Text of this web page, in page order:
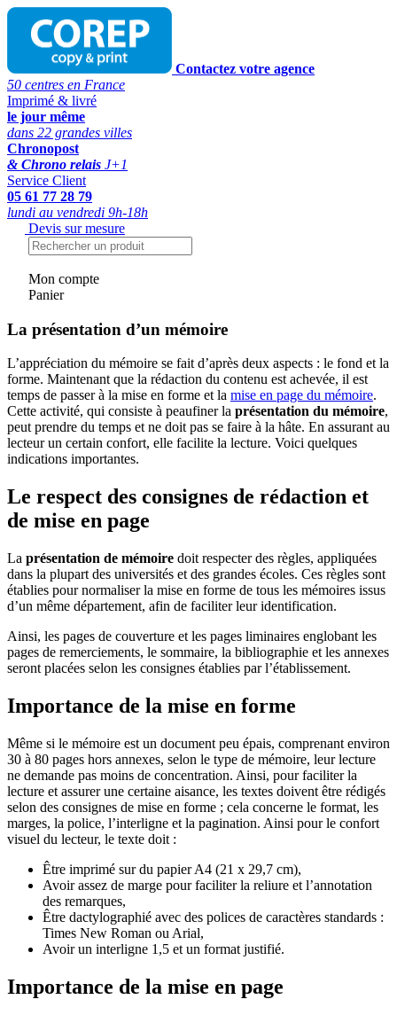
Contactez votre agence
50 centres en France
Imprimé & livré
le jour même
dans 22 grandes villes
Chronopost
& Chrono relais J+1
Service Client
05 61 77 28 79
lundi au vendredi 9h-18h
Devis sur mesure
Mon compte
Panier
La présentation d’un mémoire
L’appréciation du mémoire se fait d’après deux aspects : le fond et la
forme. Maintenant que la rédaction du contenu est achevée, il est
temps de passer à la mise en forme et la mise en page du mémoire.
Cette activité, qui consiste à peaufiner la présentation du mémoire,
peut prendre du temps et ne doit pas se faire à la hâte. En assurant au
lecteur un certain confort, elle facilite la lecture. Voici quelques
indications importantes.
Le respect des consignes de rédaction et
de mise en page
La présentation de mémoire doit respecter des règles, appliquées
dans la plupart des universités et des grandes écoles. Ces règles sont
établies pour normaliser la mise en forme de tous les mémoires issus
d’un même département, afin de faciliter leur identification.
Ainsi, les pages de couverture et les pages liminaires englobant les
pages de remerciements, le sommaire, la bibliographie et les annexes
seront placées selon les consignes établies par l’établissement.
Importance de la mise en forme
Même si le mémoire est un document peu épais, comprenant environ
30 à 80 pages hors annexes, selon le type de mémoire, leur lecture
ne demande pas moins de concentration. Ainsi, pour faciliter la
lecture et assurer une certaine aisance, les textes doivent être rédigés
selon des consignes de mise en forme ; cela concerne le format, les
marges, la police, l’interligne et la pagination. Ainsi pour le confort
visuel du lecteur, le texte doit :
Être imprimé sur du papier A4 (21 x 29,7 cm),
Avoir assez de marge pour faciliter la reliure et l’annotation
des remarques,
Être dactylographié avec des polices de caractères standards :
Times New Roman ou Arial,
Avoir un interligne 1,5 et un format justifié.
Importance de la mise en page